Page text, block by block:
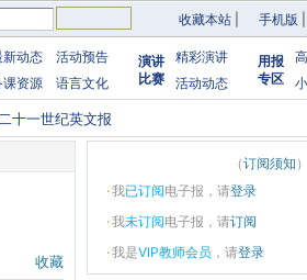
收藏本站 手机版
新动态
活动预告
课资源
语言文化
演讲
比赛
精彩演讲
活动动态
用报
专区
二十一世纪英文报
收藏
（订阅须知 ）
·我已订阅电子报，请登录
·我未订阅电子报，请订阅
·我是VIP教师会员 ，请登录